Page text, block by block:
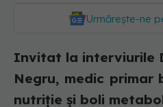
Urmărește-ne
Invitat la interviurile
Negru, medic primar
nutriție și boli